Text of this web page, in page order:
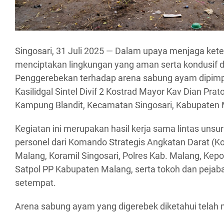
Singosari, 31 Juli 2025 — Dalam upaya menjaga
menciptakan lingkungan yang aman serta kondusif
Penggerebekan terhadap arena sabung ayam
Kasilidgal Sintel Divif 2 Kostrad Mayor Kav Dian
Kampung Blandit, Kecamatan Singosari, Kabupaten
Kegiatan ini merupakan hasil kerja sama lintas
personel dari Komando Strategis Angkatan Darat
Malang, Koramil Singosari, Polres Kab. Malang,
Satpol PP Kabupaten Malang, serta tokoh dan
setempat.
Arena sabung ayam yang digerebek diketahui telah